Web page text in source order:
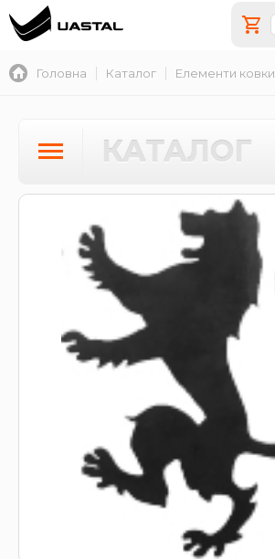
Головна Каталог Елементи ковки
КАТАЛОГ